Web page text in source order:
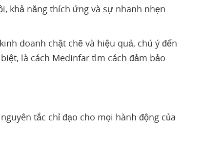
khả năng thích ứng và sự nhanh nhẹn
doanh chặt chẽ và hiệu quả, chú ý đến
là cách Medinfar tìm cách đảm bảo
tắc chỉ đạo cho mọi hành động của